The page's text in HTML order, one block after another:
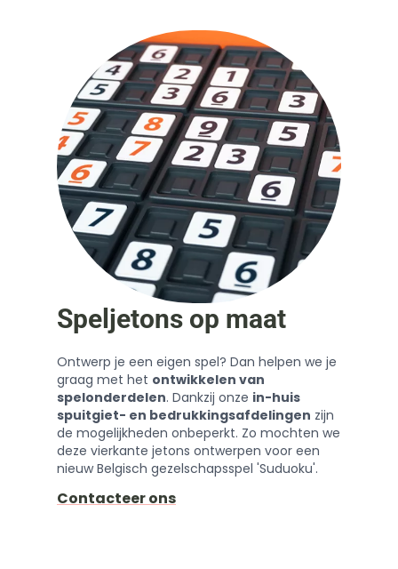
Speljetons op maat
Ontwerp je een eigen spel? Dan helpen we je
graag met het ontwikkelen van
spelonderdelen. Dankzij onze in-huis
spuitgiet- en bedrukkingsafdelingen zijn
de mogelijkheden onbeperkt. Zo mochten we
deze vierkante jetons ontwerpen voor een
nieuw Belgisch gezelschapsspel 'Suduoku'.
Contacteer ons